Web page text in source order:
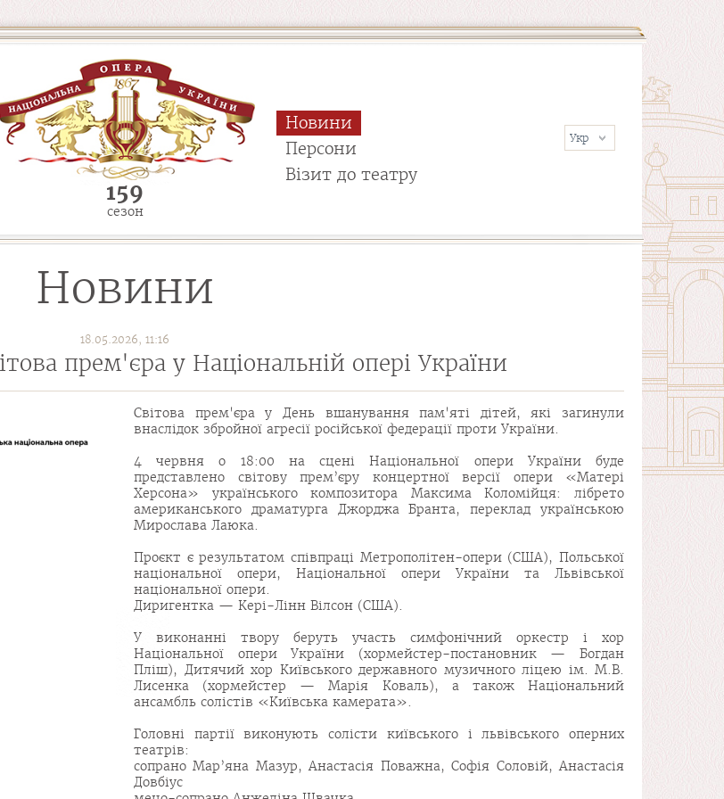
Новини
Персони
Візит до театру
159
сезон
Новини
18.05.2026, 11:16
прем'єра у Національній опері України
Світова прем'єра у День вшанування пам'яті дітей, які загинули
внаслідок збройної агресії російської федерації проти України.
4 червня о 18:00 на сцені Національної опери України буде
представлено світову прем’єру концертної версії опери «Матері
Херсона» українського композитора Максима Коломійця: лібрето
американського драматурга Джорджа Бранта, переклад українською
Мирослава Лаюка.
Проєкт є результатом співпраці Метрополітен-опери (США), Польської
національної опери, Національної опери України та Львівської
національної опери.
Диригентка — Кері-Лінн Вілсон (США).
У виконанні твору беруть участь симфонічний оркестр і хор
Національної опери України (хормейстер-постановник — Богдан
Пліш), Дитячий хор Київського державного музичного ліцею ім. М.В.
Лисенка (хормейстер — Марія Коваль), а також Національний
ансамбль солістів «Київська камерата».
Головні партії виконують солісти київського і львівського оперних
театрів:
сопрано Мар’яна Мазур, Анастасія Поважна, Софія Соловій, Анастасія
Довбіус